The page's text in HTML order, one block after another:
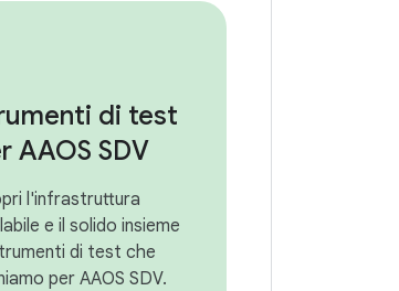
di test
AAOS SDV
l'infrastruttura
e il solido insieme
di test che
per AAOS SDV.